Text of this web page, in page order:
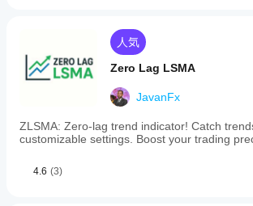
人気
Zero Lag LSMA
JavanFx
ZLSMA: Zero-lag trend indicator! Catch
customizable settings. Boost your trading
4.6 (3)